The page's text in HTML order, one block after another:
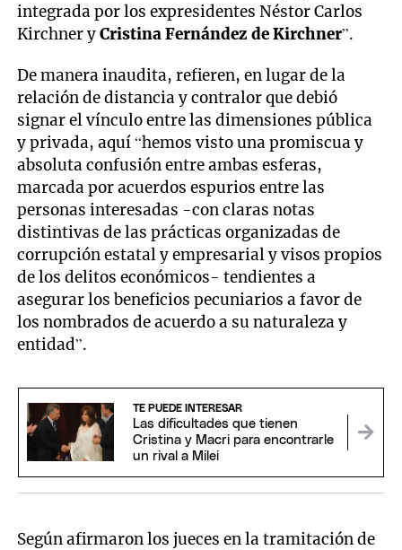
integrada por los expresidentes Néstor Carlos
Kirchner yCristina Fernández de Kirchner”.
De manera inaudita, refieren, en lugar de la
relación de distancia y contralor que debió
signar el vínculo entre las dimensiones pública
y privada, aquí “hemos visto una promiscua y
absoluta confusión entre ambas esferas,
marcada por acuerdos espurios entre las
personas interesadas -con claras notas
distintivas de las prácticas organizadas de
corrupción estatal y empresarial y visos propios
de los delitos económicos- tendientes a
asegurar los beneficios pecuniarios a favor de
los nombrados de acuerdo a su naturaleza y
entidad”.
TE PUEDE INTERESAR
Las dificultades que tienen
Cristina y Macri para encontrarle
un rival a Milei
Según afirmaron los jueces en la tramitación de